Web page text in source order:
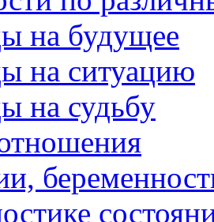
на будущее
на ситуацию
на судьбу